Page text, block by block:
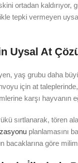
ortadan
tepki vermeyen
Uysal At
yaş grubu daha
için at
karşı hayvanın
sırtlanarak, tören
planlamasını
bacaklarına göre